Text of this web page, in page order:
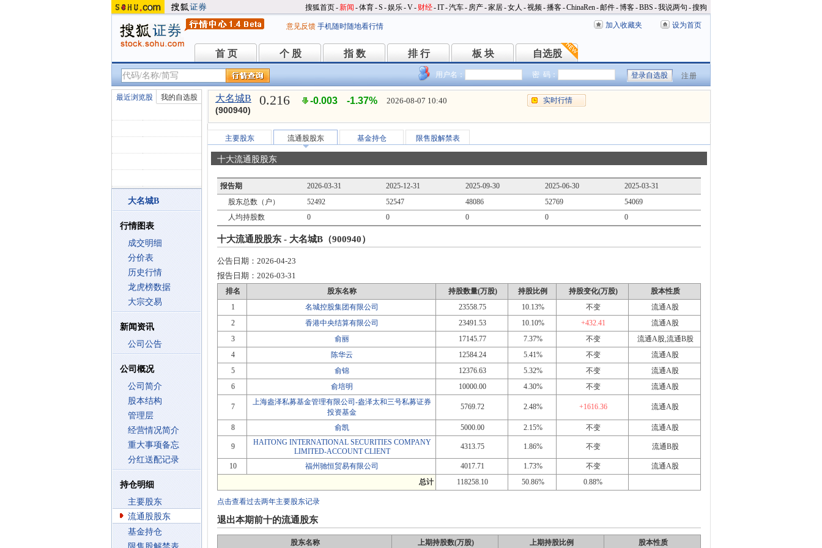
搜狐首页-新闻 -体育-S -娱乐-V- 财经-IT-汽车- 房产-家居-女人 -视频-播客-ChinaRen-邮件-博客-BBS -我说两句 -搜狗
意见反馈 手机随时随地看行情 加入收藏夹 设为首页
首 页
首 页 个 股
个 股 指 数
指 数 排 行
排 行 板 块
板 块 自选股
自选股
用户名： 密 码： 注册
最近浏览股 我的自选股
大名城B
行情图表
成交明细
分价表
历史行情
龙虎榜数据
大宗交易
新闻资讯
公司公告
公司概况
公司简介
股本结构
管理层
经营情况简介
重大事项备忘
分红送配记录
持仓明细
主要股东
流通股股东
基金持仓
大名城B
(900940)
0.216 -0.003 -1.37% 2026-08-07 10:40 实时行情
主要股东 流通股股东 基金持仓 限售股解禁表
十大流通股股东
报告期 2026-03-31 2025-12-31 2025-09-30 2025-06-30
2025-03-31
股东总数（户）
52492 52547 48086 52769
54069
人均持股数
0 0 0 0 0
十大流通股股东 - 大名城B（900940）
公告日期： 2026-04-23
报告日期： 2026-03-31
排名 股东名称 持股数量(万股) 持股比例 持股变化(万股)
股本性质
1
名城控股集团有限公司 23558.75 10.13% 不变
流通A股
2
香港中央结算有限公司 23491.53 10.10% +432.41
流通A股
3
俞丽 17145.77 7.37% 不变
流通A股,流通B股
4
陈华云 12584.24 5.41% 不变
流通A股
5
俞锦 12376.63 5.32% 不变
流通A股
6
俞培明 10000.00 4.30% 不变 流通A股
7
上海盎泽私募基金管理有限公司-盎泽太和三号私募证券
投资基金
5769.72 2.48% +1616.36 流通A股
8 俞凯 5000.00 2.15% 不变 流通A股
9
HAITONG INTERNATIONAL SECURITIES COMPANY
LIMITED-ACCOUNT CLIENT
4313.75 1.86% 不变 流通B股
10 福州驰恒贸易有限公司 4017.71 1.73% 不变
流通A股
总计
118258.10 50.86% 0.88%
点击查看过去两年主要股东记录
退出本期前十的流通股东
股东名称 上期持股数(万股) 上期持股比例 股本性质